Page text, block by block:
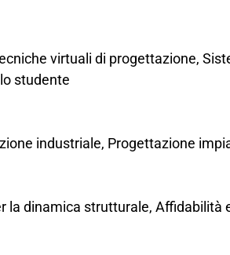
virtuali di progettazione,
studente
industriale, Progettazione
la dinamica strutturale, Affidabilità